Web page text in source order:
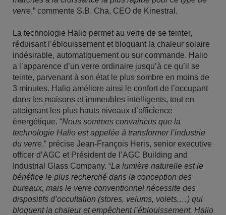
verre,” commente S.B. Cha, CEO de Kinestral.
La technologie Halio permet au verre de se teinter,
réduisant l’éblouissement et bloquant la chaleur solaire
indésirable, automatiquement ou sur commande. Halio
a l’apparence d’un verre ordinaire jusqu’à ce qu’il se
teinte, parvenant à son état le plus sombre en moins de
3 minutes. Halio améliore ainsi le confort de l’occupant
dans les maisons et immeubles intelligents, tout en
atteignant les plus hauts niveaux d’efficience
énergétique. “Nous sommes convaincus que la
technologie Halio est appelée à transformer l’industrie
du verre,” précise Jean-François Heris, senior executive
officer d’AGC et Président de l’AGC Building and
Industrial Glass Company. “La lumière naturelle est le
bénéfice le plus recherché dans la conception des
bureaux, mais le verre conventionnel nécessite des
dispositifs d’occultation (stores, velums, volets,…) qui
bloquent la chaleur et empêchent l’éblouissement. Halio